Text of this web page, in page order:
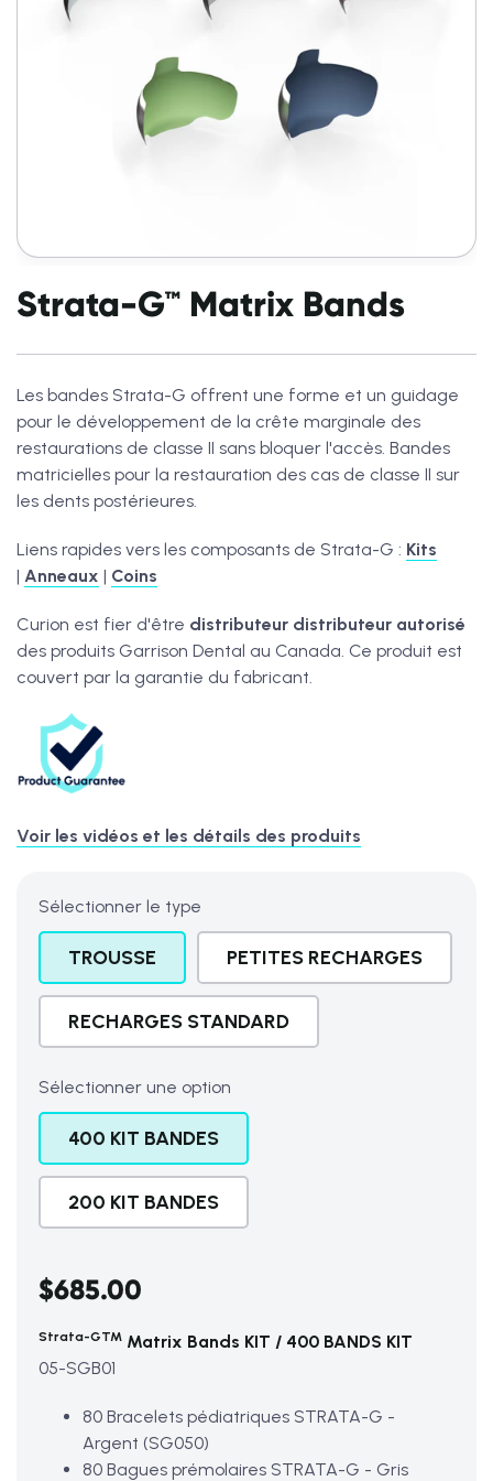
Strata-G™ Matrix Bands
Les bandes Strata-G offrent une forme et un guidage
pour le développement de la crête marginale des
restaurations de classe II sans bloquer l'accès. Bandes
matricielles pour la restauration des cas de classe II sur
les dents postérieures.
Liens rapides vers les composants de Strata-G : Kits
| Anneaux | Coins
Curion est fier d'être distributeur distributeur autorisé
des produits Garrison Dental au Canada. Ce produit est
couvert par la garantie du fabricant.
Voir les vidéos et les détails des produits
TROUSSE PETITES RECHARGES
RECHARGES STANDARD
Sélectionner le type
400 KIT BANDES
200 KIT BANDES
Sélectionner une option
$685.00
Strata-GTM Matrix Bands KIT / 400 BANDS KIT
05-SGB01
80 Bracelets pédiatriques STRATA-G -
Argent (SG050)
80 Bagues prémolaires STRATA-G - Gris